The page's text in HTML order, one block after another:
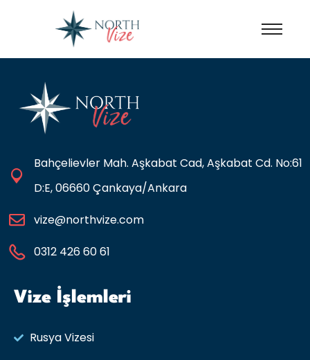
Bahçelievler Mah. Aşkabat Cad, Aşkabat Cd. No:61
D:E, 06660 Çankaya/Ankara
vize@northvize.com
0312 426 60 61
Vize İşlemleri
Rusya Vizesi​